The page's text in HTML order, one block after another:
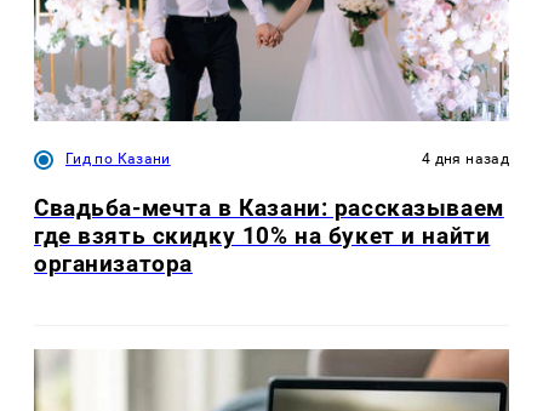
Гид по Казани 4 дня назад
Свадьба-мечта в Казани: рассказываем
где взять скидку 10% на букет и найти
организатора